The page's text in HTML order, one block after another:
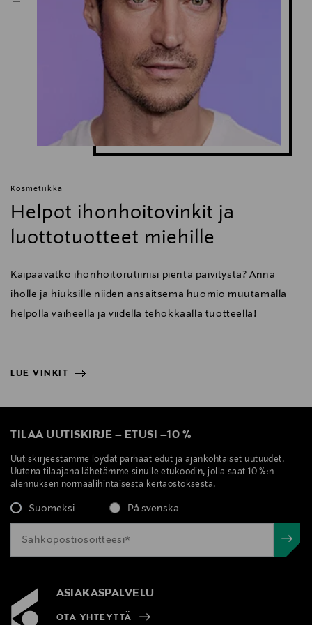
Kosmetiikka
Helpot ihonhoitovinkit ja
luottotuotteet miehille
Kaipaavatko ihonhoitorutiinisi pientä päivitystä? Anna
iholle ja hiuksille niiden ansaitsema huomio muutamalla
helpolla vaiheella ja viidellä tehokkaalla tuotteella!
LUE VINKIT
TILAA UUTISKIRJE – ETUSI –10 %
Uutiskirjeestämme löydät parhaat edut ja ajankohtaiset uutuudet.
Uutena tilaajana lähetämme sinulle etukoodin, jolla saat 10 %:n
alennuksen normaalihintaisesta kertaostoksesta.
Suomeksi På svenska
ASIAKASPALVELU
OTA YHTEYTTÄ